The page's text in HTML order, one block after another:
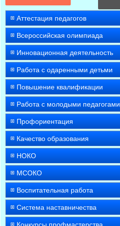
Аттестация педагогов
Всероссийская олимпиада
Инновационная деятельность
Работа с одаренными детьми
Повышение квалификации
Работа с молодыми педагогами
Профориентация
Качество образования
НОКО
МСОКО
Воспитательная работа
Система наставничества